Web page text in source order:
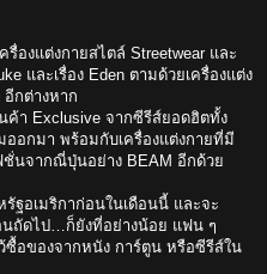
รื่องแต่งกายสไตล์ Streetwear และ
และเรื่อง Eden ตามด้วยเครื่องแต่ง
อีกต่างหาก
ค้า Exclusive จากซีรีส์ยอดฮิตทั้ง
ออกมา พร้อมกับเครื่องแต่งกายที่มี
นจากณี่ปุ่นอย่าง BEAM อีกด้วย
รัฐอเมริกาก่อนในเดือนนี้ และจะ
นถัดไป…ก็ยังที่อย่างน้อย แฟน ๆ
ว้ซื้อของจากหนัง การ์ตูน หรือซีรีส์ใน